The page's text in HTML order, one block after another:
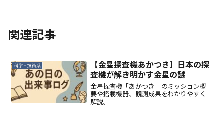
関連記事
科学・技術系
【金星探査機あかつき】日本の探
査機が解き明かす金星の謎
金星探査機「あかつき」のミッション概
要や搭載機器、観測成果をわかりやすく
解説。